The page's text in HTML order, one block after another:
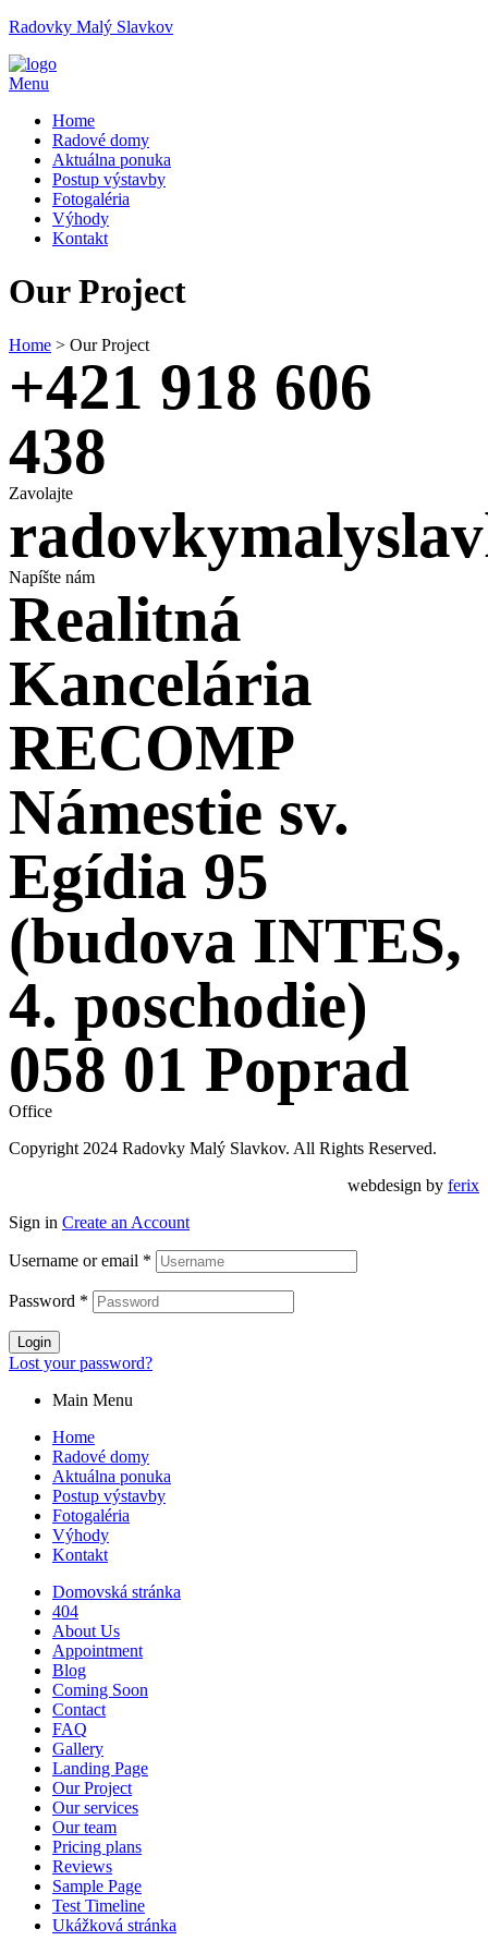
Radovky Malý Slavkov
Menu
Home
Radové domy
Aktuálna ponuka
Postup výstavby
Fotogaléria
Výhody
Kontakt
Our Project
Home > Our Project
+421 918 606
438
Zavolajte
Napíšte nám
Realitná
Kancelária
RECOMP
Námestie sv.
Egídia 95
(budova INTES,
4. poschodie)
058 01 Poprad
Office
Copyright 2024 Radovky Malý Slavkov. All Rights Reserved.
webdesign by ferix
Sign in Create an Account
Username or email *
Password *
Login
Lost your password?
Main Menu
Home
Radové domy
Aktuálna ponuka
Postup výstavby
Fotogaléria
Výhody
Kontakt
Domovská stránka
404
About Us
Appointment
Blog
Coming Soon
Contact
FAQ
Gallery
Landing Page
Our Project
Our services
Our team
Pricing plans
Reviews
Sample Page
Test Timeline
Ukážková stránka